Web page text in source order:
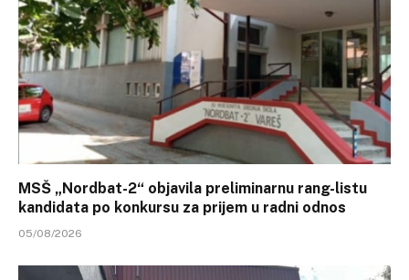
MSŠ „Nordbat-2“ objavila preliminarnu rang-listu
kandidata po konkursu za prijem u radni odnos
05/08/2026